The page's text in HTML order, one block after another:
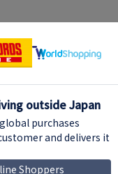
による投票によっ
定（※一部部門を除
TOKYOを含む会場